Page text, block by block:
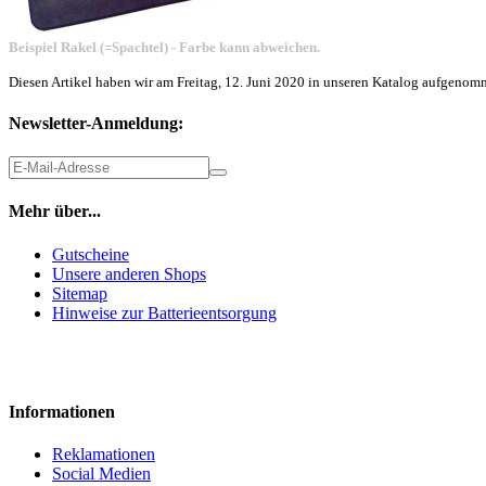
Beispiel Rakel (=Spachtel) - Farbe kann abweichen.
Diesen Artikel haben wir am Freitag, 12. Juni 2020 in unseren Katalog
Newsletter-Anmeldung:
Mehr über...
Gutscheine
Unsere anderen Shops
Sitemap
Hinweise zur Batterieentsorgung
Informationen
Reklamationen
Social Medien